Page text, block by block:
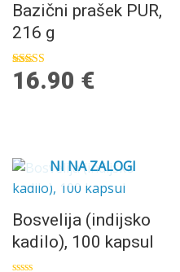
Bazični prašek PUR,
216 g
Ocenjeno
5.00
16.90 €
NI NA ZALOGI
Bosvelija (indijsko
kadilo), 100 kapsul